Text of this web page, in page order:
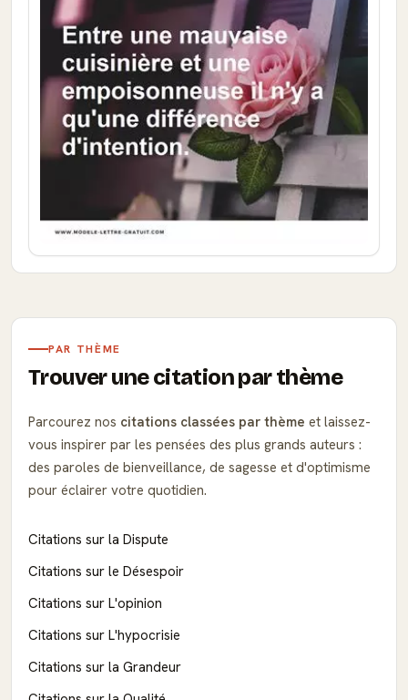
PAR THÈME
Trouver une citation par thème
Parcourez nos citations classées par thème et laissez-
vous inspirer par les pensées des plus grands auteurs :
des paroles de bienveillance, de sagesse et d'optimisme
pour éclairer votre quotidien.
Citations sur la Dispute
Citations sur le Désespoir
Citations sur L'opinion
Citations sur L'hypocrisie
Citations sur la Grandeur